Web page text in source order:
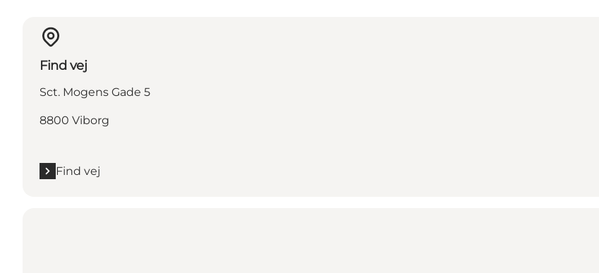
Find vej
Sct. Mogens Gade 5
8800 Viborg
Find vej